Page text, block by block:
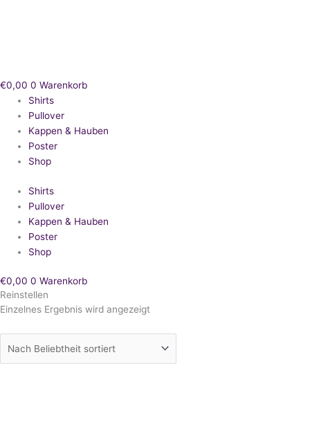
€0,00 0 Warenkorb
Shirts
Pullover
Kappen & Hauben
Poster
Shop
Shirts
Pullover
Kappen & Hauben
Poster
Shop
€0,00 0 Warenkorb
Reinstellen
Einzelnes Ergebnis wird angezeigt